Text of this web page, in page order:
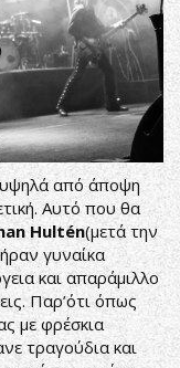
υψηλά από άποψη
Αυτό που θα
Hultén(μετά την
γυναίκα
και απαράμιλλο
Παρ’ότι όπως
με φρέσκια
τραγούδια και